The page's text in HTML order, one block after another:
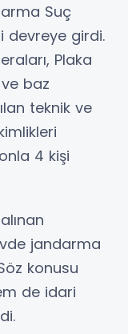
Suç
devreye girdi.
Plaka
ve baz
teknik ve
4 kişi
jandarma
konusu
de idari